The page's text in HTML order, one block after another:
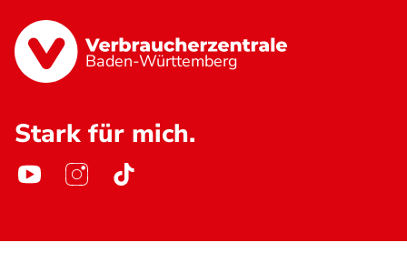
Baden-Württemberg
Stark für mich.